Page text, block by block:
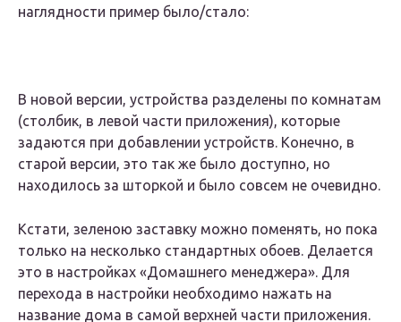
наглядности пример было/стало:
В новой версии, устройства разделены по комнатам
(столбик, в левой части приложения), которые
задаются при добавлении устройств. Конечно, в
старой версии, это так же было доступно, но
находилось за шторкой и было совсем не очевидно.
Кстати, зеленою заставку можно поменять, но пока
только на несколько стандартных обоев. Делается
это в настройках «Домашнего менеджера». Для
перехода в настройки необходимо нажать на
название дома в самой верхней части приложения.